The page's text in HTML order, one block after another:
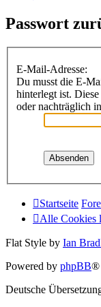
Passwort
E-Mail-Adresse:
Du musst die E-
hinterlegt ist.
oder nachträglich
Startseite
Alle Cookies
Flat Style by Ian
Powered by phpBB®
Deutsche